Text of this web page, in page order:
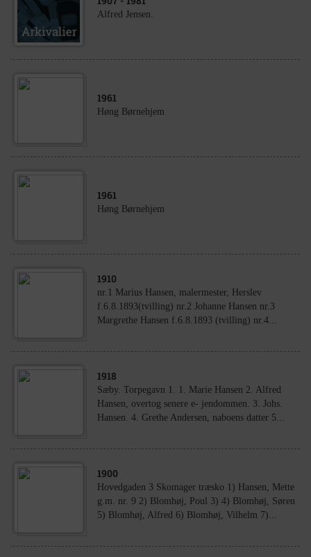
Alfred Jensen.
1961
Høng Børnehjem
1961
Høng Børnehjem
1910
nr.1 Marius Hansen, malermester, Herslev
f.6.8.1893(tvilling) nr.2 Johanne Hansen nr.3
Margrethe Hansen f.6.8.1893 (tvilling) nr.4...
1918
Sæby. Torpegavn 1. 1. Marie Hansen 2. Alfred
Hansen, overtog senere e- jendommen. 3. Johs.
Hansen. 4. Grethe Andersen, naboens datter 5...
1900
Hovedgaden 3 Skomager træsko 1) Hansen, Mette
g.m. nr. 9 2) Blomhøj, Poul 3) 4) Blomhøj, Søren
5) Blomhøj, Alfred 6) Blomhøj, Vilhelm 7)...